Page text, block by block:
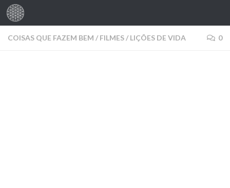
Skip to content
COISAS QUE FAZEM BEM / FILMES/ LIÇÕES DE VIDA 0